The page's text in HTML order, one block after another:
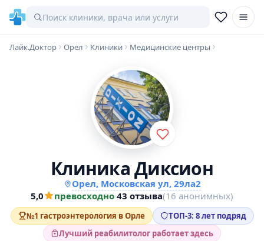
Лайк.Доктор Орел Клиники Медицинские центры
Клиника Диксион
Орел, Московская ул, 29ла2
5,0
превосходно·43 отзыва(16 анонимных)
№1 гастроэнтерология в Орле
ТОП-3: 8 лет подряд
Лучший реабилитолог работает здесь